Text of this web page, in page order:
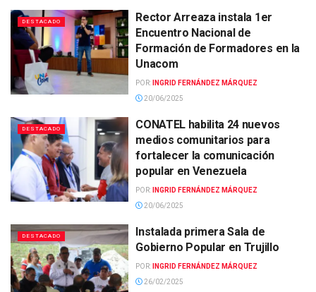
DESTACADO
Rector Arreaza instala 1er
Encuentro Nacional de
Formación de Formadores en la
Unacom
POR:
INGRID FERNÁNDEZ MÁRQUEZ
20/06/2025
DESTACADO
CONATEL habilita 24 nuevos
medios comunitarios para
fortalecer la comunicación
popular en Venezuela
POR:
INGRID FERNÁNDEZ MÁRQUEZ
20/06/2025
DESTACADO
Instalada primera Sala de
Gobierno Popular en Trujillo
POR:
INGRID FERNÁNDEZ MÁRQUEZ
26/02/2025